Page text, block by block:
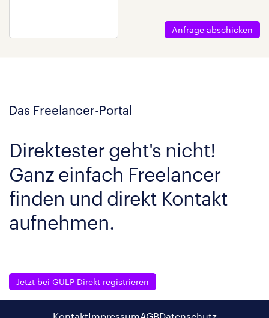
Anfrage abschicken
Das Freelancer-Portal
Direktester geht's nicht!
Ganz einfach Freelancer
finden und direkt Kontakt
aufnehmen.
Jetzt bei GULP Direkt registrieren